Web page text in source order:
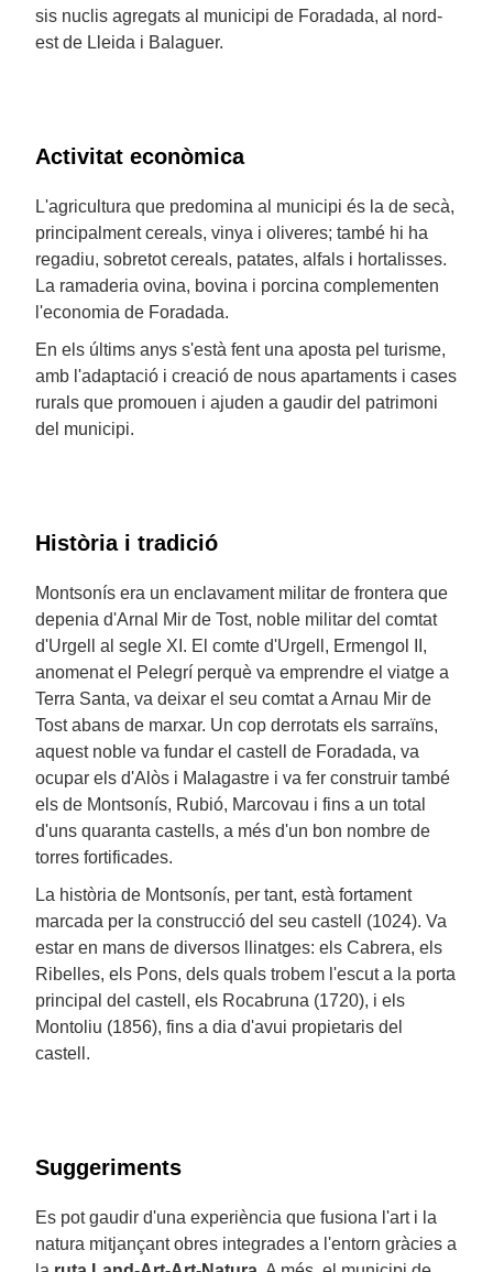
sis nuclis agregats al municipi de Foradada, al nord-
est de Lleida i Balaguer.
Activitat econòmica
L'agricultura que predomina al municipi és la de secà,
principalment cereals, vinya i oliveres; també hi ha
regadiu, sobretot cereals, patates, alfals i hortalisses.
La ramaderia ovina, bovina i porcina complementen
l'economia de Foradada.
En els últims anys s'està fent una aposta pel turisme,
amb l'adaptació i creació de nous apartaments i cases
rurals que promouen i ajuden a gaudir del patrimoni
del municipi.
Història i tradició
Montsonís era un enclavament militar de frontera que
depenia d'Arnal Mir de Tost, noble militar del comtat
d'Urgell al segle XI. El comte d'Urgell, Ermengol II,
anomenat el Pelegrí perquè va emprendre el viatge a
Terra Santa, va deixar el seu comtat a Arnau Mir de
Tost abans de marxar. Un cop derrotats els sarraïns,
aquest noble va fundar el castell de Foradada, va
ocupar els d'Alòs i Malagastre i va fer construir també
els de Montsonís, Rubió, Marcovau i fins a un total
d'uns quaranta castells, a més d'un bon nombre de
torres fortificades.
La història de Montsonís, per tant, està fortament
marcada per la construcció del seu castell (1024). Va
estar en mans de diversos llinatges: els Cabrera, els
Ribelles, els Pons, dels quals trobem l'escut a la porta
principal del castell, els Rocabruna (1720), i els
Montoliu (1856), fins a dia d'avui propietaris del
castell.
Suggeriments
Es pot gaudir d'una experiència que fusiona l'art i la
natura mitjançant obres integrades a l'entorn gràcies a